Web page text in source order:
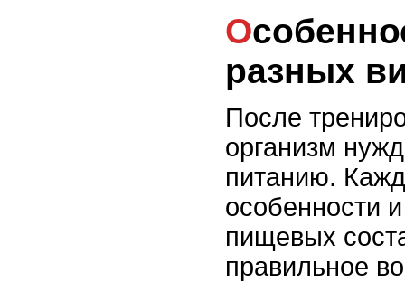
Особенности питания после
разных
После
организм
питанию.
особенности
пищевых
правильное